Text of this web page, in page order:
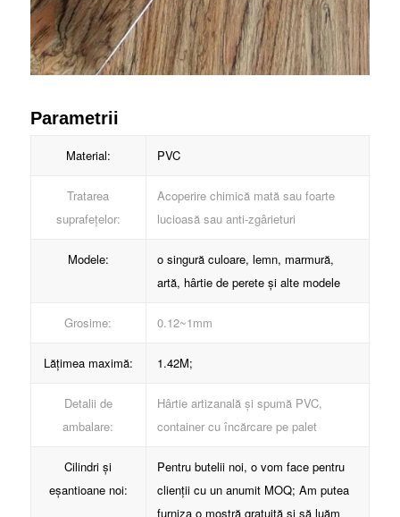
Parametrii
Material: PVC
Tratarea
suprafețelor:
Acoperire chimică mată sau foarte
lucioasă sau anti-zgârieturi
Modele:
o singură culoare, lemn, marmură,
artă, hârtie de perete și alte modele
Grosime: 0.12~1mm
Lățimea maximă: 1.42M;
Detalii de
ambalare:
Hârtie artizanală și spumă PVC,
container cu încărcare pe palet
Cilindri și
eșantioane noi:
Pentru butelii noi, o vom face pentru
clienții cu un anumit MOQ; Am putea
furniza o mostră gratuită și să luăm